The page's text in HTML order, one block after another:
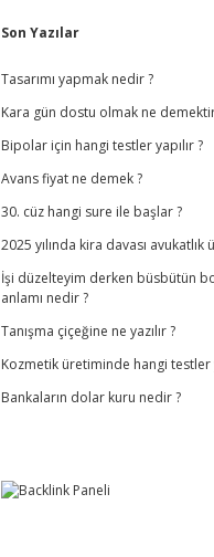
Sidebar
Son Yazılar
Tasarımı yapmak nedir ?
Kara gün dostu olmak ne
Bipolar için hangi testler yapılır ?
Avans fiyat ne demek ?
30. cüz hangi sure ile başlar ?
2025 yılında kira davası avukatlık
İşi düzelteyim derken büsbütün
anlamı nedir ?
Tanışma çiçeğine ne yazılır ?
Kozmetik üretiminde hangi testler
Bankaların dolar kuru nedir ?